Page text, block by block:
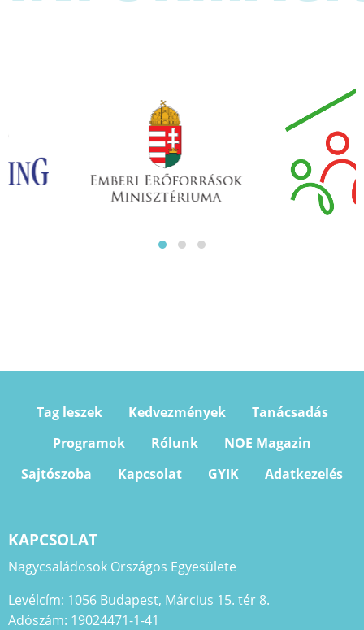
Tag leszek Kedvezmények
Tanácsadás
Programok
Rólunk
NOE Magazin
Sajtószoba
Kapcsolat GYIK Adatkezelés
KAPCSOLAT
Nagycsaládosok Országos Egyesülete
Levélcím: 1056 Budapest, Március 15. tér 8.
Adószám: 19024471-1-41